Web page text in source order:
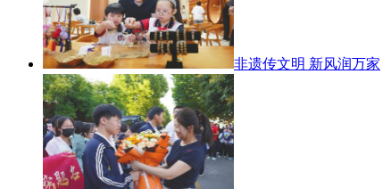
非遗传文明 新风润万家